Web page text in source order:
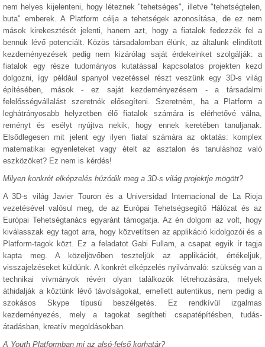
nem helyes kijelenteni, hogy léteznek "tehetséges", illetve "tehetségtelen,
buta" emberek. A Platform célja a tehetségek azonosítása, de ez nem
mások kirekesztését jelenti, hanem azt, hogy a fiatalok fedezzék fel a
bennük lévő potenciált. Közös társadalomban élünk, az általunk elindított
kezdeményezések pedig nem kizárólag saját érdekeinket szolgálják: a
fiatalok egy része tudományos kutatással kapcsolatos projekten kezd
dolgozni, így például spanyol vezetéssel részt veszünk egy 3D-s világ
építésében, mások - ez saját kezdeményezésem - a társadalmi
felelősségvállalást szeretnék elősegíteni. Szeretném, ha a Platform a
leghátrányosabb helyzetben élő fiatalok számára is elérhetővé válna,
reményt és esélyt nyújtva nekik, hogy ennek keretében tanuljanak.
Elsődlegesen mit jelent egy ilyen fiatal számára az oktatás: komplex
matematikai egyenleteket vagy ételt az asztalon és tanuláshoz való
eszközöket? Ez nem is kérdés!
Milyen konkrét elképzelés húzódik meg a 3D-s világ projektje mögött?
A 3D-s világ Javier Touron és a Universidad Internacional de La Rioja
vezetésével valósul meg, de az Európai Tehetségsegítő Hálózat és az
Európai Tehetségtanács egyaránt támogatja. Az én dolgom az volt, hogy
kiválasszak egy tagot arra, hogy közvetítsen az applikáció kidolgozói és a
Platform-tagok közt. Ez a feladatot Gabi Fullam, a csapat egyik ír tagja
kapta meg. A közeljövőben teszteljük az applikációt, értékeljük,
visszajelzéseket küldünk. A konkrét elképzelés nyilvánvaló: szükség van a
technikai vívmányok révén olyan találkozók létrehozására, melyek
áthidalják a köztünk lévő távolságokat, emellett autentikus, nem pedig a
szokásos Skype típusú beszélgetés. Ez rendkívül izgalmas
kezdeményezés, mely a tagokat segítheti csapatépítésben, tudás-
átadásban, kreatív megoldásokban.
A Youth Platformban mi az alsó-felső korhatár?